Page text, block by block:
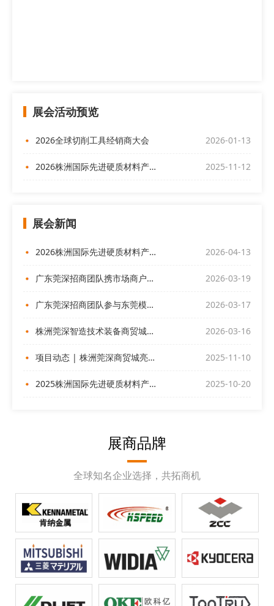
展会活动预览
2026全球切削工具经销商大会 2026-01-13
2026株洲国际先进硬质材料产业博览会 2025-11-12
展会新闻
2026株洲国际先进硬质材料产业博览会欢迎全球客商前来 2026-04-13
广东莞深招商团队携市场商户代表亮相“偌伊之夜”，开展展会招商 2026-03-19
广东莞深招商团队参与东莞模协产销对接交流会 2026-03-17
株洲莞深智造技术装备商贸城与您相约ITES深圳工业展 2026-03-16
项目动态 | 株洲莞深商贸城亮相深圳DMP展 2025-11-10
2025株洲国际先进硬质材料产业博览会昨日盛大开幕！ 2025-10-20
展商品牌
全球知名企业选择，共拓商机